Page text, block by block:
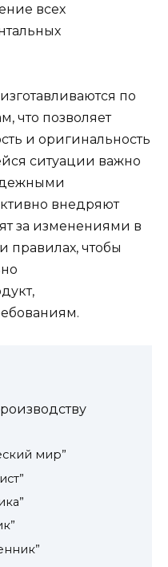
всех
по
что позволяет
и оригинальность
ситуации важно
внедряют
за изменениями в
правилах, чтобы
мир”